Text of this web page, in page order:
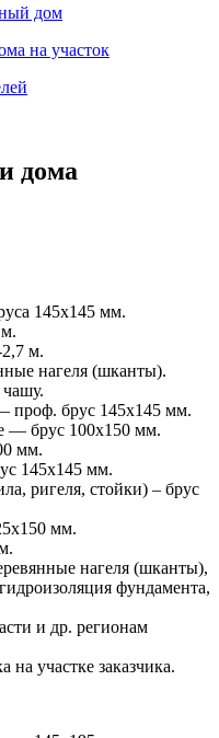
дом
на участок
дома
145х145 мм.
м.
нагеля (шканты).
проф. брус 145х145 мм.
— брус 100х150 мм.
мм.
145х145 мм.
ригеля, стойки) – брус
мм.
нагеля (шканты),
фундамента,
и др. регионам
на участке заказчика.